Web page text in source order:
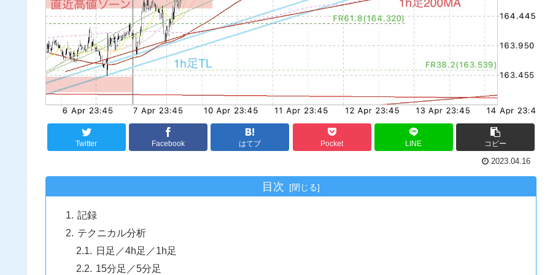
Twitter Facebook はてブ Pocket LINE コピー
2023.04.16
目次
記録
テクニカル分析
日足／4h足／1h足
15分足／5分足